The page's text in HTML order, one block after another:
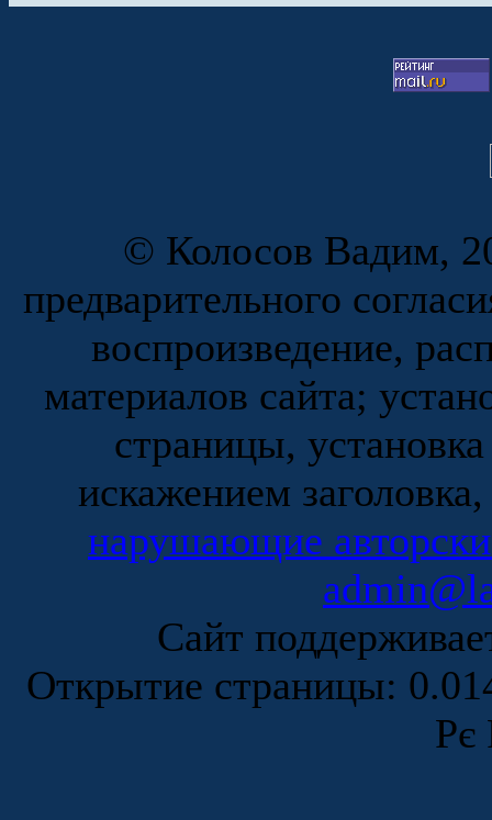
© Колосов Вадим,
предварительного
воспроизведение,
материалов сайта;
страницы,
искажением
нарушающие
Сайт
Открытие страницы:
Рє